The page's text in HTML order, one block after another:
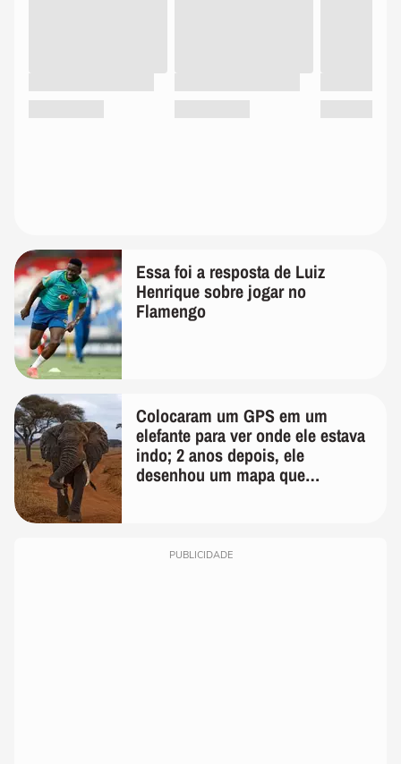
Essa foi a resposta de Luiz
Henrique sobre jogar no
Flamengo
Colocaram um GPS em um
elefante para ver onde ele estava
indo; 2 anos depois, ele
desenhou um mapa que
PUBLICIDADE